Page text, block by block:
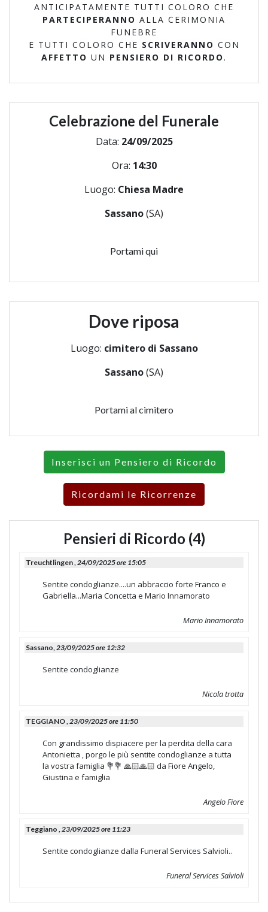
ANTICIPATAMENTE TUTTI COLORO CHE
PARTECIPERANNO ALLA CERIMONIA
FUNEBRE
E TUTTI COLORO CHE SCRIVERANNO CON
AFFETTO UN PENSIERO DI RICORDO .
Celebrazione del Funerale
Data: 24/09/2025
Ora: 14:30
Luogo: Chiesa Madre
Sassano(SA)
Portami qui
Dove riposa
Luogo: cimitero di Sassano
Sassano(SA)
Portami al cimitero
Inserisci un Pensiero di Ricordo
Ricordami le Ricorrenze
Pensieri di Ricordo (4)
Treuchtlingen ,24/09/2025 ore 15:05
Sentite condoglianze....un abbraccio forte Franco e
Gabriella...Maria Concetta e Mario Innamorato
Mario Innamorato
Sassano,23/09/2025 ore 12:32
Sentite condoglianze
Nicola trotta
TEGGIANO ,23/09/2025 ore 11:50
Con grandissimo dispiacere per la perdita della cara
Antonietta , porgo le più sentite condoglianze a tutta
la vostra famiglia 💐💐 🙏🏻🙏🏻 da Fiore Angelo,
Giustina e famiglia
Angelo Fiore
Teggiano ,23/09/2025 ore 11:23
Sentite condoglianze dalla Funeral Services Salvioli..
Funeral Services Salvioli